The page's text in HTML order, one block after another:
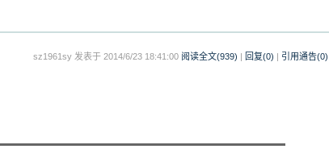
sz1961sy 发表于 2014/6/23 18:41:00 阅读全文(939) 回复(0) 引用通告(0)